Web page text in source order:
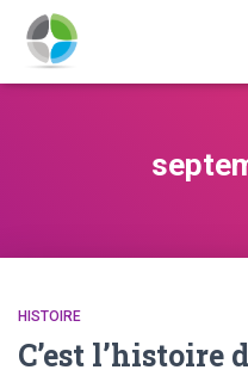
HISTOIRE
C’est l’histoire